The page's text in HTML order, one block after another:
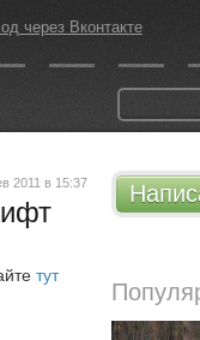
через Вконтакте
2011 в 15:37
тут